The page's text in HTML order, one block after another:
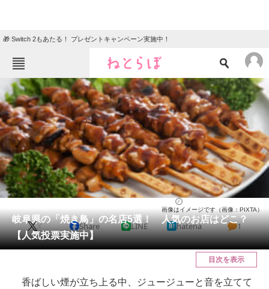
🎁 Switch 2もあたる！ プレゼントキャンペーン実施中！
ねとらぼメニュー
TOP ニュース
エンタメ クイズ
グルメ 地域
住まい 教育・育児
動物 リサーチ
会員記事
メディア
岐阜県の「焼き鳥」の名店5選！ 人気のお店はどこ？
【人気投票実施中】
画像はイメージです（画像：PIXTA）
X Share LINE hatena 1
目次を表示
香ばしい煙が立ち上る中、ジュージューと音を立てて